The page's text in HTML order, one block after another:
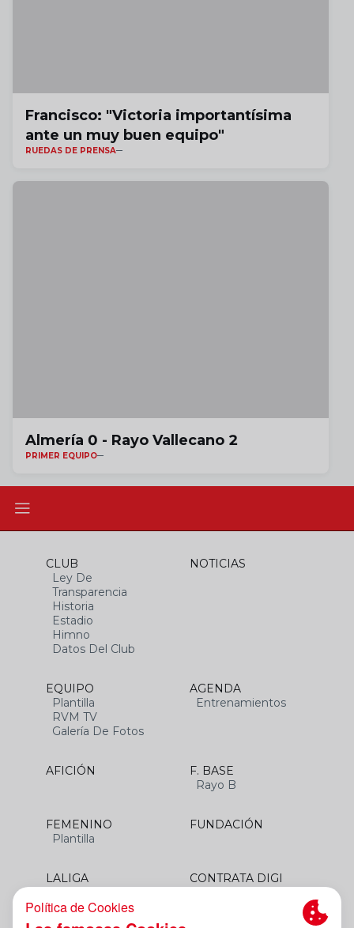
Francisco: "Victoria importantísima
ante un muy buen equipo"
RUEDAS DE PRENSA
Almería 0 - Rayo Vallecano 2
PRIMER EQUIPO
CLUB
Ley De
Transparencia
Historia
Estadio
Himno
Datos Del Club
NOTICIAS
EQUIPO
Plantilla
RVM TV
Galería De Fotos
AGENDA
Entrenamientos
AFICIÓN
F. BASE
Rayo B
FEMENINO
Plantilla
FUNDACIÓN
LALIGA
CONTRATA DIGI